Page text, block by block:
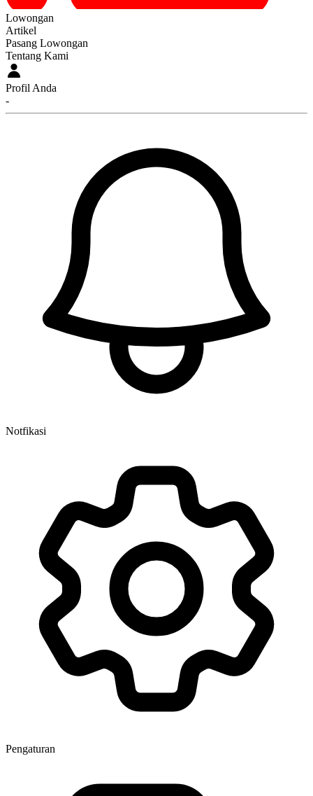
Lowongan
Artikel
Pasang Lowongan
Tentang Kami
Profil Anda
-
Notfikasi
Pengaturan